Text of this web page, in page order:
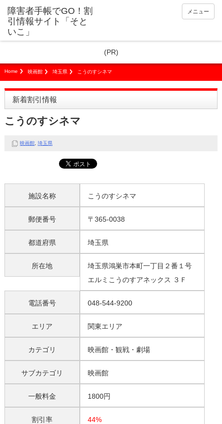
障害者手帳でGO！割
引情報サイト「そと
いこ」
メニュー
(PR)
Home 映画館 埼玉県 こうのすシネマ
新着割引情報
こうのすシネマ
映画館, 埼玉県
施設名称 こうのすシネマ
郵便番号 〒365-0038
都道府県 埼玉県
所在地
埼玉県鴻巣市本町一丁目２番１号
エルミこうのすアネックス ３Ｆ
電話番号 048-544-9200
エリア 関東エリア
カテゴリ 映画館・観戦・劇場
サブカテゴリ 映画館
一般料金 1800円
割引率 44%